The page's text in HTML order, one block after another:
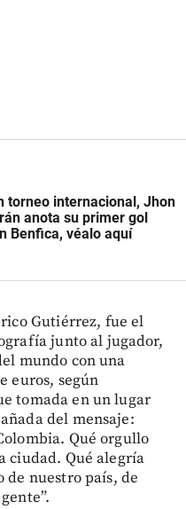
torneo internacional, Jhon
anota su primer gol
Benfica, véalo aquí
Gutiérrez, fue el
junto al jugador,
mundo con una
euros, según
tomada en un lugar
del mensaje:
Qué orgullo
ciudad. Qué alegría
nuestro país, de